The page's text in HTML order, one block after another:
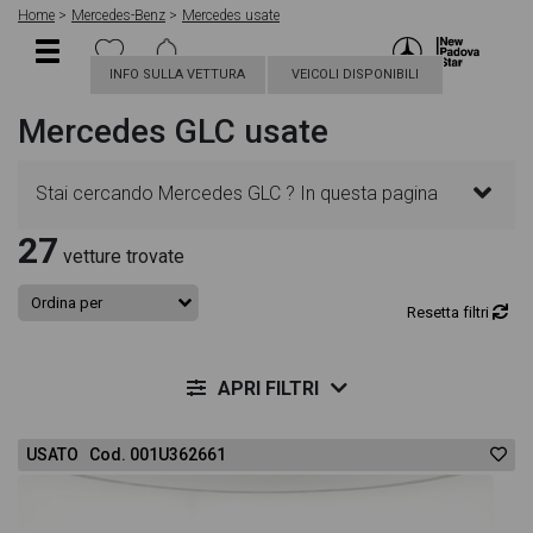
Home Mercedes-Benz Mercedes usate
INFO SULLA VETTURA VEICOLI DISPONIBILI
Mercedes GLC usate
Stai cercando Mercedes GLC ? In questa pagina
troverai le migliori offerte per acquistare un veicolo
Mercedes usato. Le schede veicolo sono
sono presenti informazioni essenziali come
27 vetture trovate
Resetta filtri
APRI FILTRI
USATO Cod. 001U362661